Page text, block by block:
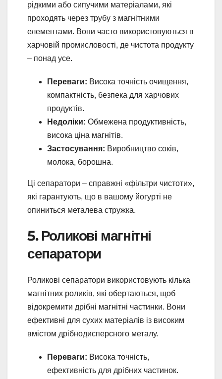
рідкими або сипучими матеріалами, які
проходять через трубу з магнітними
елементами. Вони часто використовуються в
харчовій промисловості, де чистота продукту
– понад усе.
Переваги: Висока точність очищення,
компактність, безпека для харчових
продуктів.
Недоліки: Обмежена продуктивність,
висока ціна магнітів.
Застосування: Виробництво соків,
молока, борошна.
Ці сепаратори – справжні «фільтри чистоти»,
які гарантують, що в вашому йогурті не
опиниться металева стружка.
5. Роликові магнітні
сепаратори
Роликові сепаратори використовують кілька
магнітних роликів, які обертаються, щоб
відокремити дрібні магнітні частинки. Вони
ефективні для сухих матеріалів із високим
вмістом дрібнодисперсного металу.
Переваги: Висока точність,
ефективність для дрібних частинок.